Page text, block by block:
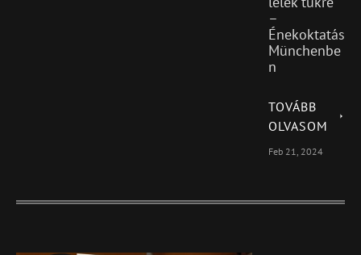
–
Énekoktatás
Münchenbe
n
TOVÁBB
OLVASOM
Feb 21, 2024